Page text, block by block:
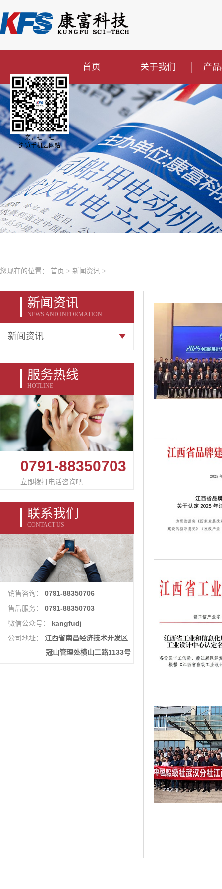
首页 关于我们 产
您现在的位置： 首页 > 新闻资讯 >
新闻资讯
NEWS AND INFORMATION
新闻资讯
服务热线
HOTLINE
0791-88350703
立即拨打电话咨询吧
联系我们
CONTACT US
销售咨询： 0791-88350706
售后服务： 0791-88350703
微信公众号： kangfudj
公司地址：
江西省南昌经济技术开发区
冠山管理处横山二路1133号
亲，扫一扫
浏览手机云网站